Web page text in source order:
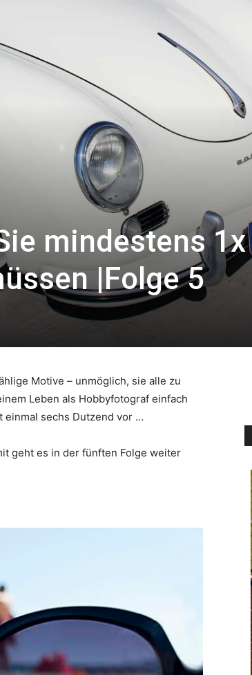
mindestens 1x
|Folge 5
Motive – unmöglich, sie alle zu
Leben als Hobbyfotograf einfach
einmal sechs Dutzend vor …
geht es in der fünften Folge weiter